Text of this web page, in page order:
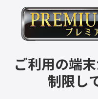
ご利用の端
制限し